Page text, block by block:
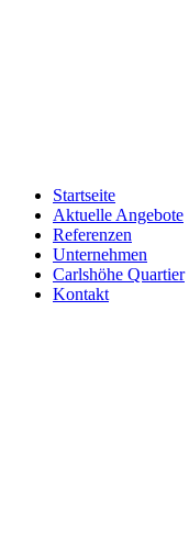
Startseite
Aktuelle Angebote
Referenzen
Unternehmen
Carlshöhe Quartier
Kontakt